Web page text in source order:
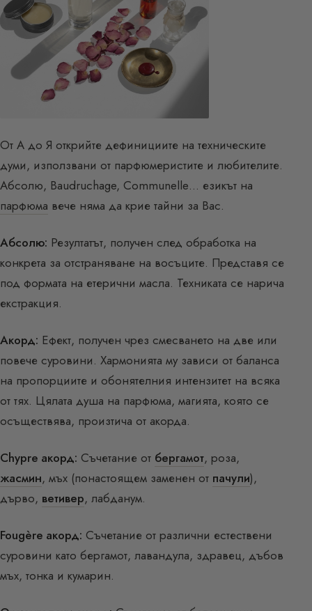
От А до Я открийте дефинициите на техническите
думи, използвани от парфюмеристите и любителите.
Абсолю, Baudruchage, Communelle… езикът на
парфюма вече няма да крие тайни за Вас.
Абсолю: Резултатът, получен след обработка на
конкрета за отстраняване на восъците. Представя се
под формата на етерични масла. Техниката се нарича
екстракция.
Акорд: Ефект, получен чрез смесването на две или
повече суровини. Хармонията му зависи от баланса
на пропорциите и обонятелния интензитет на всяка
от тях. Цялата душа на парфюма, магията, която се
осъществява, произтича от акорда.
Chypre акорд: Съчетание от бергамот, роза,
жасмин, мъх (понастоящем заменен от пачули),
дърво, ветивер, лабданум.
Fougère акорд: Съчетание от различни естествени
суровини като бергамот, лавандула, здравец, дъбов
мъх, тонка и кумарин.